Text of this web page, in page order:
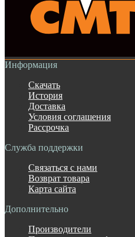
Информация
Скачать
История
Доставка
Условия соглашения
Рассрочка
Служба поддержки
Связаться с нами
Возврат товара
Карта сайта
Дополнительно
Производители